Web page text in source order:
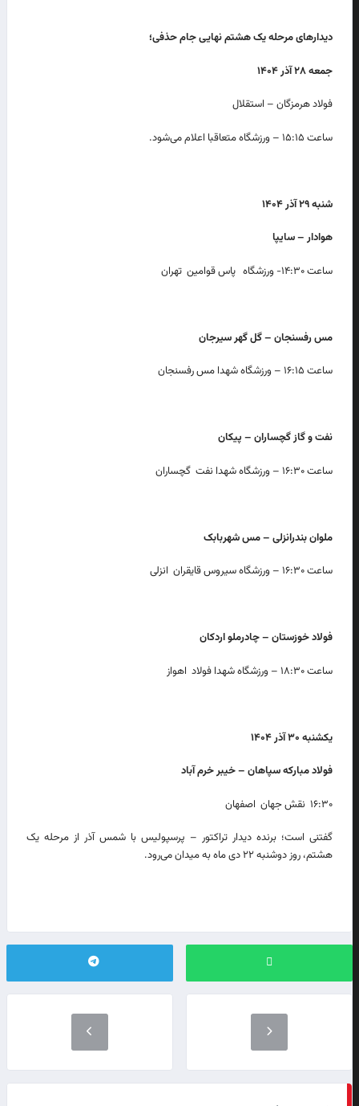
دیدارهای مرحله یک هشتم نهایی جام حذفی؛
جمعه۲۸آذر ۱۴۰۴
فولاد هرمزگان – استقلال
ساعت ۱۵:۱۵ – ورزشگاه متعاقبا اعلام می‌شود.
شنبه۲۹آذر ۱۴۰۴
هوادار – سایپا
ساعت ۱۴:۳۰- ورزشگاه پاس قوامین تهران
مس رفسنجان – گل گهر سیرجان
ساعت ۱۶:۱۵ – ورزشگاه شهدا مس رفسنجان
نفت و گاز گچساران – پیکان
ساعت ۱۶:۳۰ – ورزشگاه شهدا نفت گچساران
ملوان بندرانزلی – مس شهربابک
ساعت ۱۶:۳۰ – ورزشگاه سیروس قایقران انزلی
فولاد خوزستان – چادرملو اردکان
ساعت ۱۸:۳۰ – ورزشگاه شهدا فولاد اهواز
یکشنبه ۳۰آذر ۱۴۰۴
فولاد مبارکه سپاهان – خیبر خرم آباد
۱۶:۳۰ نقش جهان اصفهان
گفتنی است؛ برنده دیدار تراکتور – پرسپولیس با شمس آذر از مرحله یک
هشتم، روز دوشنبه ۲۲ دی ماه به میدان می‌رود.